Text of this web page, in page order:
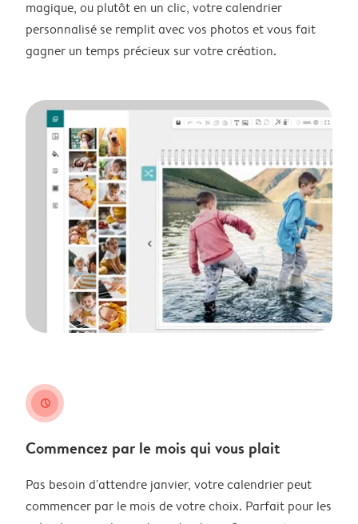
magique, ou plutôt en un clic, votre calendrier
personnalisé se remplit avec vos photos et vous fait
gagner un temps précieux sur votre création.
clock
Commencez par le mois qui vous plait
Pas besoin d'attendre janvier, votre calendrier peut
commencer par le mois de votre choix. Parfait pour les